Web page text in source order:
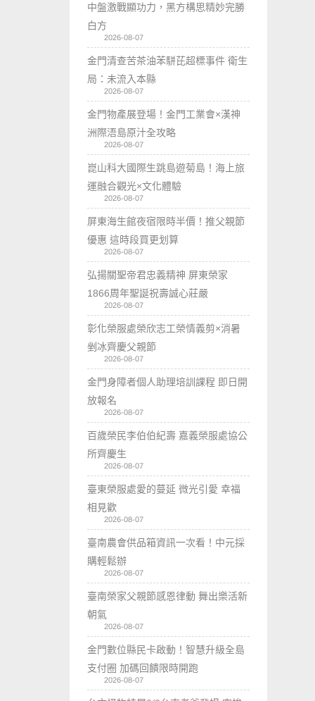
中盤激戰顯功力，黑方構思精妙完勝
白方
2026-08-07
金門清查苦茶油苯駢芘超標事件 衛生
局：未流入本縣
2026-08-07
金門物產展登場！金門工業會×漢神
洲際浯島原汁全攻略
2026-08-07
崑山科大國際生跳島遊菊島！海上旅
運融合觀光×文化體驗
2026-08-07
屏東海生館夜宿限時半價！推父親節
優惠 這時段買更划算
2026-08-07
弘揚關聖帝君忠義精神 屏東榮家
1866周年聖誕祝壽誠心莊嚴
2026-08-07
彰化榮服處榮欣志工榮情義剪×消暑
剉冰齊慶父親節
2026-08-07
金門身障者個人助理培訓課程 即日開
放報名
2026-08-07
百歲榮民李伯伯紀壽 嘉義榮服處協公
所齊慶生
2026-08-07
臺東榮服處愛的蔓延 微光引愛 幸福
相見歡
2026-08-07
臺南農會供品箱資訊一次看！中元採
購輕鬆辦
2026-08-07
臺南榮家父親節感恩律動 舞出樂活新
朝氣
2026-08-07
金門數位縣民卡啟動！智慧升級全島
支付圈 加碼回饋限時開跑
2026-08-07